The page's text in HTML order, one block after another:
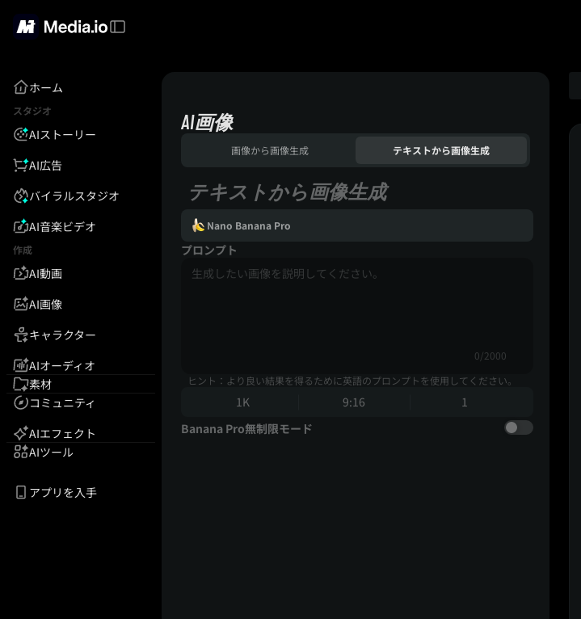
ホーム
スタジオ
AIストーリー
AI広告
バイラルスタジオ
AI音楽ビデオ
作成
AI動画
AI画像
キャラクター
AIオーディオ
素材
コミュニティ
AIエフェクト
AIツール
アプリを入手
AI画像
画像から画像生成 テキストから画像生成
テキストから画像生成
Nano Banana Pro
プロンプト
0/2000
ヒント：より良い結果を得るために英語のプロンプトを使用してください。
1K 9:16
1
Banana Pro無制限モード